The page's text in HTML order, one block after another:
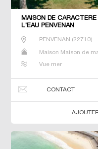
MAISON DE
L'EAU PENVENAN
PENVENAN (22710)
Maison Maison de
Vue mer
CONTACT